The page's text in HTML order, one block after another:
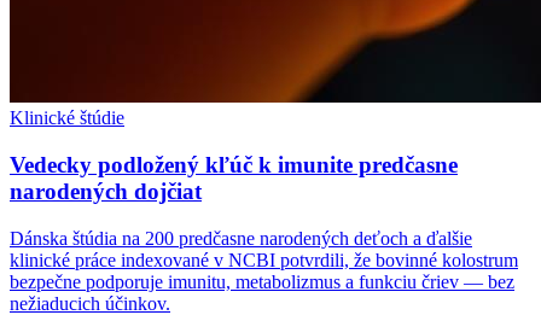
Klinické štúdie
Vedecky podložený kľúč k imunite predčasne
narodených dojčiat
Dánska štúdia na 200 predčasne narodených deťoch a ďalšie
klinické práce indexované v NCBI potvrdili, že bovinné kolostrum
bezpečne podporuje imunitu, metabolizmus a funkciu čriev — bez
nežiaducich účinkov.